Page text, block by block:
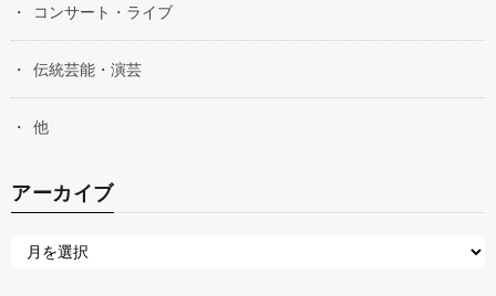
コンサート・ライブ
伝統芸能・演芸
他
アーカイブ